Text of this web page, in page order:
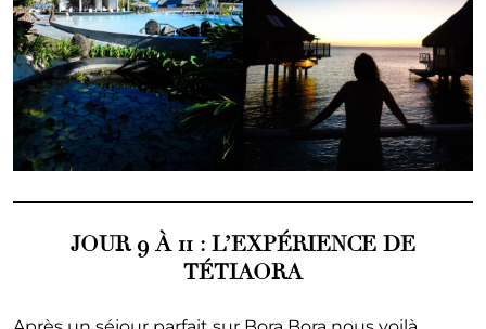
JOUR 9 À 11 : L’EXPÉRIENCE DE
TÉTIAORA